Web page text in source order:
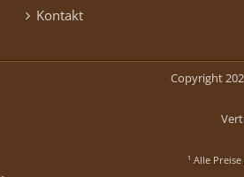
Kontakt
Copyright
¹ Alle